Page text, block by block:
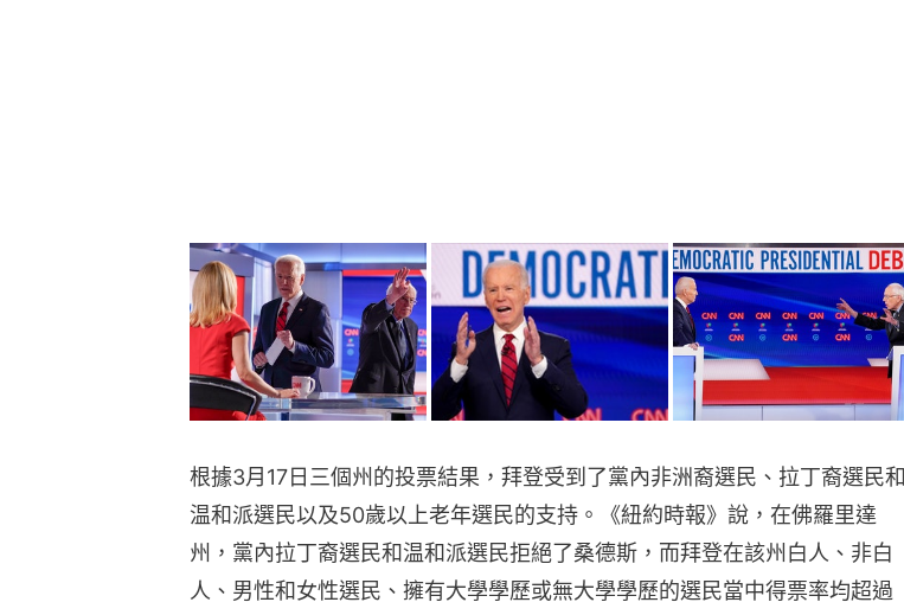
根據3月17日三個州的投票結果，拜登受到了黨內非洲裔選民、拉丁裔選民和
温和派選民以及50歲以上老年選民的支持。《紐約時報》說，在佛羅里達
州，黨內拉丁裔選民和温和派選民拒絕了桑德斯，而拜登在該州白人、非白
人、男性和女性選民、擁有大學學歷或無大學學歷的選民當中得票率均超過